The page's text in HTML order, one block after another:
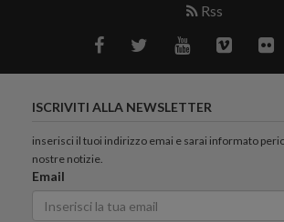
Rss
ISCRIVITI ALLA NEWSLETTER
inserisci il tuoi indirizzo emai e sarai informato
nostre notizie.
Email